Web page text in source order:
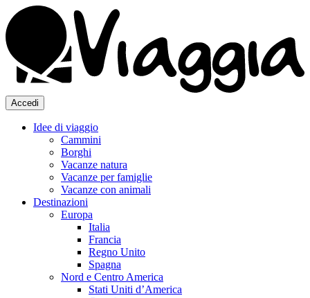
Accedi
Idee di viaggio
Cammini
Borghi
Vacanze natura
Vacanze per famiglie
Vacanze con animali
Destinazioni
Europa
Italia
Francia
Regno Unito
Spagna
Nord e Centro America
Stati Uniti d’America